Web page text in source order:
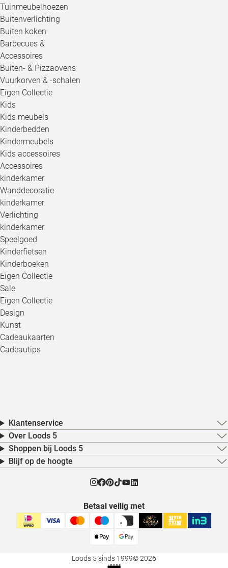
Tuinmeubelhoezen
Buitenverlichting
Buiten koken
Barbecues &
Accessoires
Buiten- & Pizzaovens
Vuurkorven & -schalen
Eigen Collectie
Kids
Kids meubels
Kinderbedden
Kindermeubels
Kids accessoires
Accessoires
kinderkamer
Wanddecoratie
kinderkamer
Verlichting
kinderkamer
Speelgoed
Kinderfietsen
Kinderboeken
Eigen Collectie
Sale
Eigen Collectie
Design
Kunst
Cadeaukaarten
Cadeautips
Klantenservice
Over Loods 5
Shoppen bij Loods 5
Blijf op de hoogte
Betaal veilig met
Loods 5 sinds 1999© 2026